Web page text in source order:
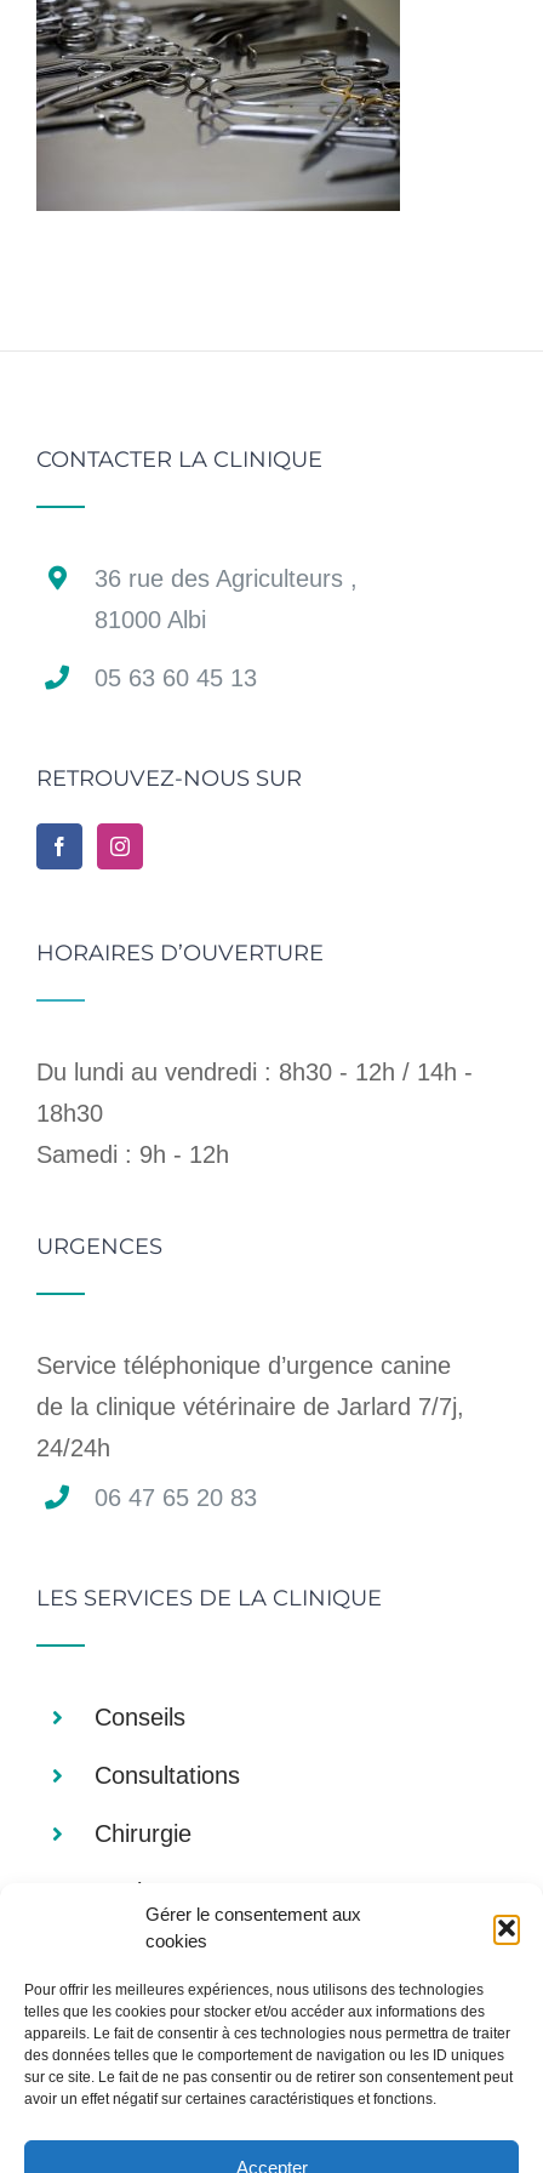
Gérer le consentement aux
cookies
Pour offrir les meilleures expériences, nous utilisons des technologies
telles que les cookies pour stocker et/ou accéder aux informations des
appareils. Le fait de consentir à ces technologies nous permettra de traiter
des données telles que le comportement de navigation ou les ID uniques
sur ce site. Le fait de ne pas consentir ou de retirer son consentement peut
avoir un effet négatif sur certaines caractéristiques et fonctions.
Accepter
CONTACTER LA CLINIQUE
36 rue des Agriculteurs ,
81000 Albi
05 63 60 45 13
RETROUVEZ-NOUS SUR
HORAIRES D’OUVERTURE
Du lundi au vendredi : 8h30 - 12h / 14h -
18h30
Samedi : 9h - 12h
URGENCES
Service téléphonique d’urgence canine
de la clinique vétérinaire de Jarlard 7/7j,
24/24h
06 47 65 20 83
LES SERVICES DE LA CLINIQUE
Conseils
Consultations
Chirurgie
Analyses
Imagerie
Alimentation